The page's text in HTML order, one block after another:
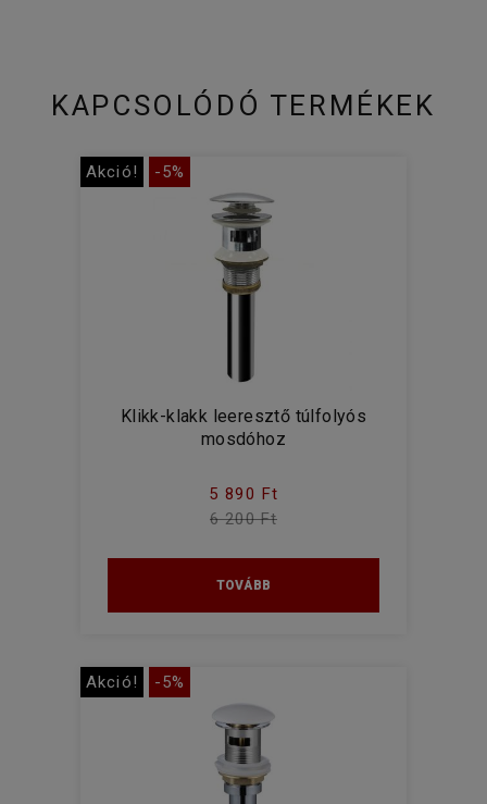
KAPCSOLÓDÓ TERMÉKEK
Akció! -5%
Klikk-klakk leeresztő túlfolyós
mosdóhoz
5 890 Ft
6 200 Ft
TOVÁBB
Akció! -5%